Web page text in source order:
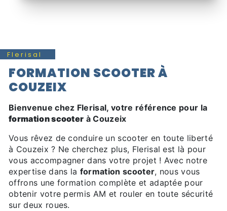
Flerisal
FORMATION SCOOTER À
COUZEIX
Bienvenue chez Flerisal, votre référence pour la
formation scooter à Couzeix
Vous rêvez de conduire un scooter en toute liberté
à Couzeix ? Ne cherchez plus, Flerisal est là pour
vous accompagner dans votre projet ! Avec notre
expertise dans la formation scooter, nous vous
offrons une formation complète et adaptée pour
obtenir votre permis AM et rouler en toute sécurité
sur deux roues.